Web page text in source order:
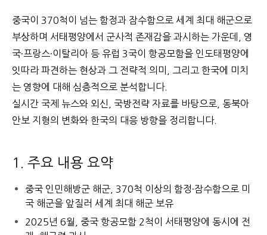
중국이 370척이 넘는 함정과 잠수함으로 세계 최대 해군으로
부상하며 서태평양에서 군사적 존재감을 과시하는 가운데, 영
국·프랑스·이탈리아 등 유럽 3국이 항공모함을 인도태평양에
잇따라 파견하는 현상과 그 전략적 의미, 그리고 한국에 미치
는 영향에 대해 심층적으로 분석합니다.
실시간 국제 뉴스와 외신, 국방전략 자료를 바탕으로, 동북아
안보 지형의 변화와 한국의 대응 방향을 정리합니다.
1. 주요 내용 요약
중국 인민해방군 해군, 370척 이상의 함정·잠수함으로 미
국 해군을 앞질러 세계 최대 해군 보유
2025년 6월, 중국 항공모함 2척이 서태평양에 동시에 전